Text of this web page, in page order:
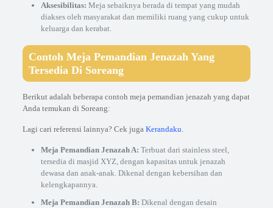
Aksesibilitas: Meja sebaiknya berada di tempat yang mudah
diakses oleh masyarakat dan memiliki ruang yang cukup untuk
keluarga dan kerabat.
Contoh Meja Pemandian Jenazah Yang
Tersedia Di Soreang
Berikut adalah beberapa contoh meja pemandian jenazah yang dapat
Anda temukan di Soreang:
Lagi cari referensi lainnya? Cek juga Kerandaku.
Meja Pemandian Jenazah A: Terbuat dari stainless steel,
tersedia di masjid XYZ, dengan kapasitas untuk jenazah
dewasa dan anak-anak. Dikenal dengan kebersihan dan
kelengkapannya.
Meja Pemandian Jenazah B: Dikenal dengan desain